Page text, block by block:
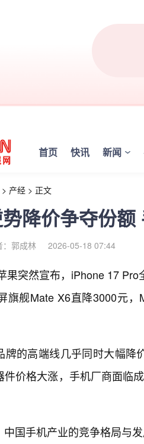
首页 快讯 新闻
> 产经 > 正文
降价争夺份
：郭成林 2026-05-18 07:44
果突然宣布，iPhone 17
旗舰Mate X6直降3000元
牌的高端线几乎同时大幅
价格大涨，手机厂商面临
国手机产业的竞争格局与